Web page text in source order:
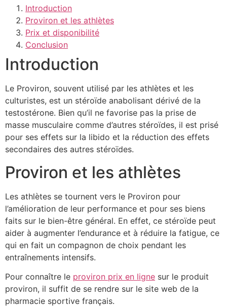
Introduction
Proviron et les athlètes
Prix et disponibilité
Conclusion
Introduction
Le Proviron, souvent utilisé par les athlètes et les
culturistes, est un stéroïde anabolisant dérivé de la
testostérone. Bien qu’il ne favorise pas la prise de
masse musculaire comme d’autres stéroïdes, il est prisé
pour ses effets sur la libido et la réduction des effets
secondaires des autres stéroïdes.
Proviron et les athlètes
Les athlètes se tournent vers le Proviron pour
l’amélioration de leur performance et pour ses biens
faits sur le bien-être général. En effet, ce stéroïde peut
aider à augmenter l’endurance et à réduire la fatigue, ce
qui en fait un compagnon de choix pendant les
entraînements intensifs.
Pour connaître le proviron prix en ligne sur le produit
proviron, il suffit de se rendre sur le site web de la
pharmacie sportive français.